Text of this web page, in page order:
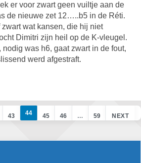
er voor zwart geen vuiltje aan de
de nieuwe zet 12…..b5 in de Réti.
wat kansen, die hij niet
Dimitri zijn heil op de K-vleugel.
was h6, gaat zwart in de fout,
werd afgestraft.
43 44 45 46 … 59 NEXT